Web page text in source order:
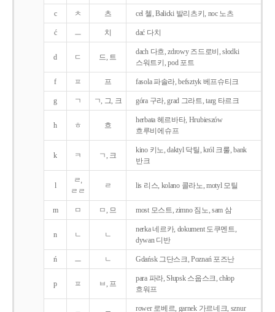
c ㅊ 츠 cel 첼, Balicki 발리츠키, noc 노츠
ć ㅡ 치 dać 다치
d ㄷ 드, 트
dach 다흐, zdrowy 즈드로비, słodki
스워트키, pod 포트
f ㅍ 프 fasola 파솔라, befsztyk 베프슈티크
g ㄱ ㄱ, 그, 크 góra 구라, grad 그라트, targ 타르크
h ㅎ 흐
herbata 헤르바타, Hrubieszów
흐루비에슈프
k ㅋ ㄱ, 크
kino 키노, daktyl 닥틸, król 크룰, bank
반크
l
ㄹ,
ㄹㄹ
ㄹ lis 리스, kolano 콜라노, motyl 모틸
m ㅁ ㅁ, 므 most 모스트, zimno 짐노, sam 삼
n ㄴ ㄴ
nerka 네르카, dokument 도쿠멘트,
dywan 디반
ń ㅡ ㄴ Gdańsk 그단스크, Poznań 포즈난
p ㅍ ㅂ, 프
para 파라, Słupsk 스웁스크, chłop
흐워프
rower 로베르, garnek 가르네크, sznur